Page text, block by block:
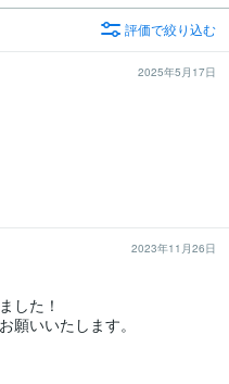
評価で絞り込む
2025年5月17日
2023年11月26日
した！
願いいたします。